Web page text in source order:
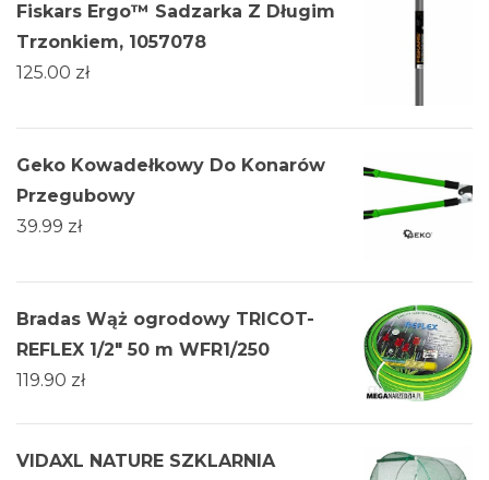
Fiskars Ergo™ Sadzarka Z Długim
Trzonkiem, 1057078
125.00 zł
Geko Kowadełkowy Do Konarów
Przegubowy
39.99 zł
Bradas Wąż ogrodowy TRICOT-
REFLEX 1/2" 50 m WFR1/250
119.90 zł
VIDAXL NATURE SZKLARNIA